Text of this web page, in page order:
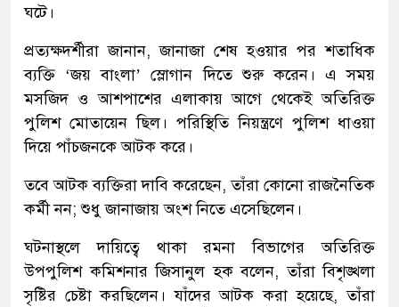
ঘটে।
প্রত্যক্ষদর্শীরা জানান, জানাজা শেষ হওয়ার পর শতাধিক
ব্যক্তি ‘জয় বাংলা’ স্লোগান দিতে শুরু করেন। এ সময়
মসজিদ ও আশপাশের এলাকায় আগে থেকেই অতিরিক্ত
পুলিশ মোতায়েন ছিল। পরিস্থিতি নিয়ন্ত্রণে পুলিশ ধাওয়া
দিয়ে পাঁচজনকে আটক করে।
তবে আটক ব্যক্তিরা দাবি করেছেন, তাঁরা কোনো রাজনৈতিক
কর্মী নন; শুধু জানাজায় অংশ নিতে এসেছিলেন।
ঘটনাস্থলে দায়িত্বে থাকা রমনা বিভাগের অতিরিক্ত
উপপুলিশ কমিশনার জিসানুল হক বলেন, তাঁরা বিশৃঙ্খলা
সৃষ্টির চেষ্টা করছিলেন। যাঁদের আটক করা হয়েছে, তাঁরা